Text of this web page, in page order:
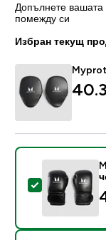
Допълнете вашата
помежду си
Избран текущ
Select this